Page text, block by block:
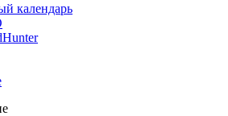
календарь